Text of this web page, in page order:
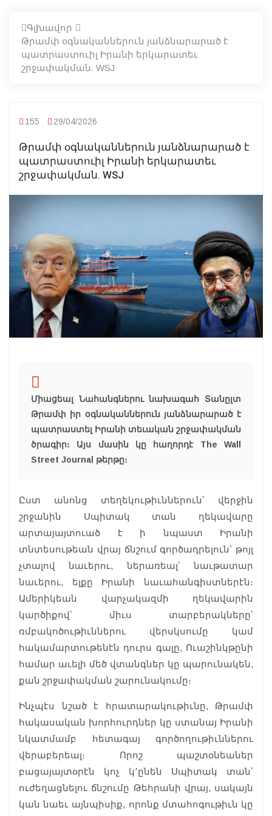
Գլխավոր
Թրամփ օգնականներուն յանձնարարած է
պատրաստուիլ Իրանի երկարատեւ
շրջափակման. WSJ
155 29/04/2026
Թրամփ օգնականներուն յանձնարարած է
պատրաստուիլ Իրանի երկարատեւ
շրջափակման. WSJ
Միացեալ Նահանգներու նախագահ Տանըլտ
Թրամփ իր օգնականներուն յանձնարարած է
պատրաստել Իրանի տեւական շրջափակման
ծրագիր։ Այս մասին կը հաղորդէ The Wall
Street Journal թերթը։
Ըստ անոնց տեղեկութիւններուն՝ վերջին
շրջանին Սպիտակ տան ղեկավարը
արտայայտուած է ի նպաստ Իրանի
տնտեսութեան վրայ ճնշում գործադրելուն՝ թոյլ
չտալով նաւերու, ներառեալ՝ նաւթատար
նաւերու, ելքը Իրանի նաւահանգիստներէն։
Ամերիկեան վարչակազմի ղեկավարին
կարծիքով՝ միւս տարբերակները՝
ռմբակոծութիւններու վերսկսումը կամ
հակամարտութենէն դուրս գալը, Ուաշինկթընի
համար աւելի մեծ վտանգներ կը պարունակեն,
քան շրջափակման շարունակումը։
Ինչպէս նշած է հրատարակութիւնը, Թրամփ
հակասական խորհուրդներ կը ստանայ Իրանի
նկատմամբ հետագայ գործողութիւններու
վերաբերեալ։ Որոշ պաշտօնեաներ
բացայայտօրէն կոչ կ՚ընեն Սպիտակ տան՝
ուժեղացնելու ճնշումը Թեհրանի վրայ, սակայն
կան նաեւ այնպիսիք, որոնք մտահոգութիւն կը